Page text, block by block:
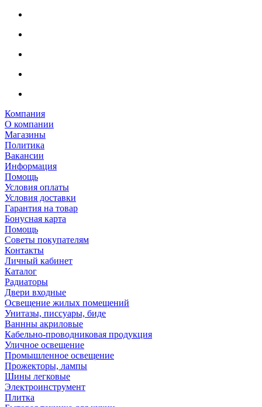
Компания
О компании
Магазины
Политика
Вакансии
Информация
Помощь
Условия оплаты
Условия доставки
Гарантия на товар
Бонусная карта
Помощь
Советы покупателям
Контакты
Личный кабинет
Каталог
Радиаторы
Двери входные
Освещение жилых помещений
Унитазы, писсуары, биде
Ваннны акриловые
Кабельно-проводниковая продукция
Уличное освещение
Промышленное освещение
Прожекторы, лампы
Шины легковые
Электроинструмент
Плитка